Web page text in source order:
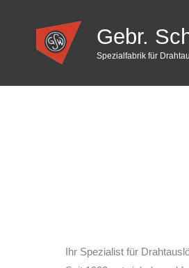
springen
Gebr.
Spezialfabrik für
Ihr Spezialist für